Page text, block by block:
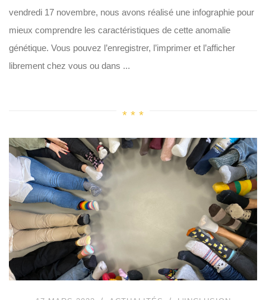
vendredi 17 novembre, nous avons réalisé une infographie pour
mieux comprendre les caractéristiques de cette anomalie
génétique. Vous pouvez l’enregistrer, l’imprimer et l’afficher
librement chez vous ou dans ...